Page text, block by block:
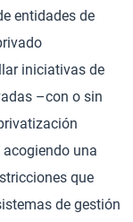
entidades de
iniciativas de
–con o sin
una
que
de gestión